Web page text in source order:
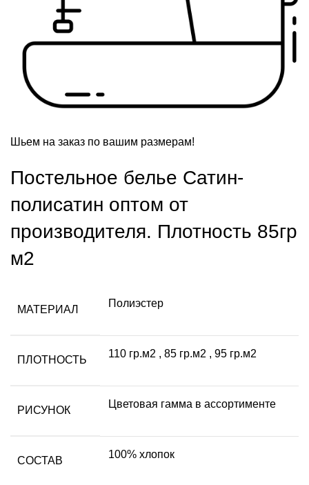
Шьем на заказ по вашим размерам!
Постельное белье Сатин-
полисатин оптом от
производителя. Плотность 85гр
м2
МАТЕРИАЛ
Полиэстер
ПЛОТНОСТЬ
110 гр.м2 , 85 гр.м2 , 95 гр.м2
РИСУНОК
Цветовая гамма в ассортименте
СОСТАВ
100% хлопок